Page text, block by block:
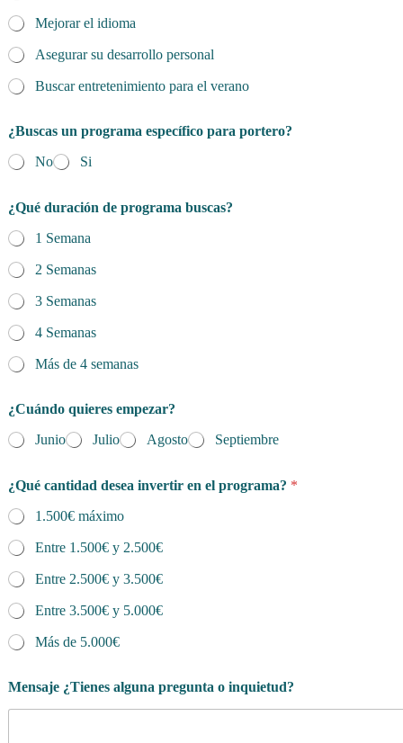
Mejorar el idioma
Asegurar su desarrollo personal
Buscar entretenimiento para el verano
¿Buscas un programa específico para portero?
No
Si
¿Qué duración de programa buscas?
1 Semana
2 Semanas
3 Semanas
4 Semanas
Más de 4 semanas
¿Cuándo quieres empezar?
Junio
Julio Agosto Septiembre
¿Qué cantidad desea invertir en el programa? *
1.500€ máximo
Entre 1.500€ y 2.500€
Entre 2.500€ y 3.500€
Entre 3.500€ y 5.000€
Más de 5.000€
Mensaje ¿Tienes alguna pregunta o inquietud?